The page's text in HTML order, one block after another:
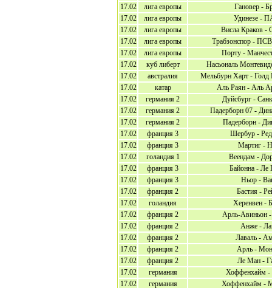
17.02
лига европы
Гановер -
17.02
лига европы
Удинезе -
17.02
лига европы
Висла Краков -
17.02
лига европы
Трабзонспор -
17.02
лига европы
Порту -
17.02
куб либерт
Насьональ
17.02
австралия
Мельбурн Харт - Голд
17.02
катар
Аль Раян - Аль
17.02
германия 2
Дуйсбург -
17.02
германия 2
Падерборн 07 -
17.02
германия 2
Падерборн -
17.02
франция 3
Шербур -
17.02
франция 3
Мартиг -
17.02
голандия 1
Веендам -
17.02
франция 3
Байонна - Ле
17.02
франция 3
Ньор -
17.02
франция 2
Бастия -
17.02
голандия
Херенвен -
17.02
франция 2
Арль-Авиньон
17.02
франция 2
Анже -
17.02
франция 2
Лаваль -
17.02
франция 2
Арль -
17.02
франция 2
Ле Ман -
17.02
германия
Хоффенхайм
17.02
германия Хоффенхайм -